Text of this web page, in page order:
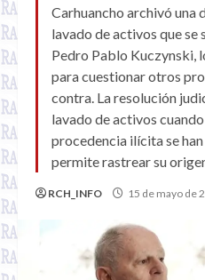
Carhuancho archivó una
lavado de activos que se
Pedro Pablo Kuczynski,
para cuestionar otros
contra. La resolución
lavado de activos
procedencia ilícita se
permite rastrear su
RCH_INFO 15 de mayo de